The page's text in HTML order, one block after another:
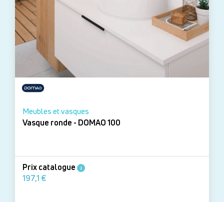
Meubles et vasques
Vasque ronde - DOMAO 100
Prix catalogue i
197,1 €